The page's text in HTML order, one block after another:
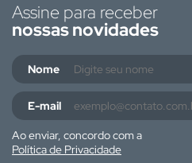
Assine para receber
nossas novidades
Nome
E-mail
Ao enviar, concordo com a
Política de Privacidade